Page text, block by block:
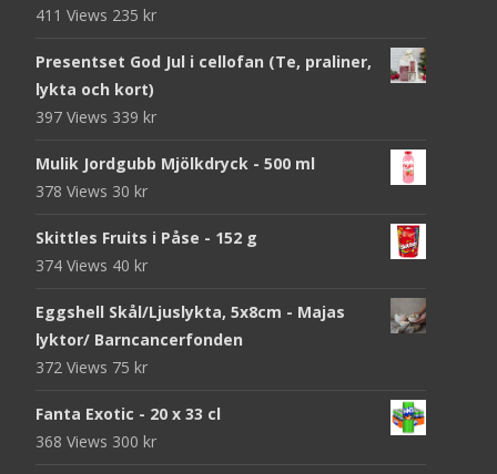
411 Views 235 kr
Presentset God Jul i cellofan (Te, praliner,
lykta och kort)
397 Views 339 kr
Mulik Jordgubb Mjölkdryck - 500 ml
378 Views 30 kr
Skittles Fruits i Påse - 152 g
374 Views 40 kr
Eggshell Skål/Ljuslykta, 5x8cm - Majas
lyktor/ Barncancerfonden
372 Views 75 kr
Fanta Exotic - 20 x 33 cl
368 Views 300 kr